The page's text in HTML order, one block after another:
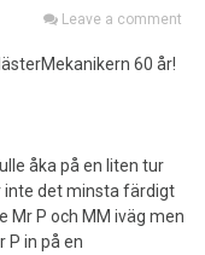
Leave a comment
60 år!
åka på en liten tur
inte det minsta färdigt
Mr P och MM iväg men
P in på en